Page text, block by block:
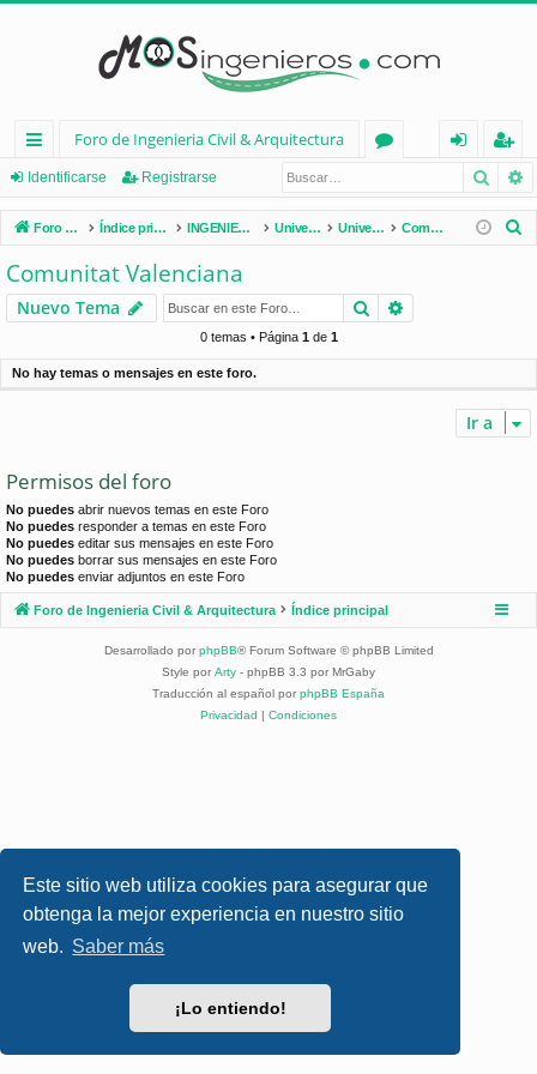
Este sitio web utiliza cookies para asegurar que
obtenga la mejor experiencia en nuestro sitio
web. Saber más
¡Lo entiendo!
nl
ac
es
rá
pi
d
Foro de Ingenieria Civil & Arquitectura
os
nt
ifi
e
eg
ist
ra
Identificarse Registrarse
Foro de Ingenieria Civil & Arquitectura Índice principal INGENIERÍA CIVIL (España) Universidades de España Universidades por Comunidades Comunitat Valenciana
r
Comunitat Valenciana
Nuevo Tema Buscar
0 temas • Página 1de 1
No hay temas o mensajes en este foro.
Ir a
Permisos del foro
No puedes abrir nuevos temas en este Foro
No puedes responder a temas en este Foro
No puedes editar sus mensajes en este Foro
No puedes borrar sus mensajes en este Foro
No puedes enviar adjuntos en este Foro
Foro de Ingenieria Civil & Arquitectura Índice principal
Desarrollado por phpBB® Forum Software © phpBB Limited
Style por Arty - phpBB 3.3 por MrGaby
Traducción al español por phpBB España
Privacidad | Condiciones